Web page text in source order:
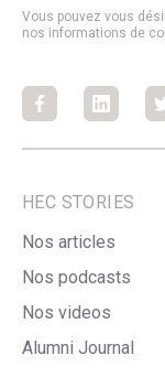
Vous pouvez vous
nos informations de
Facebook
HEC STORIES
Nos articles
Nos podcasts
Nos videos
Alumni Journal